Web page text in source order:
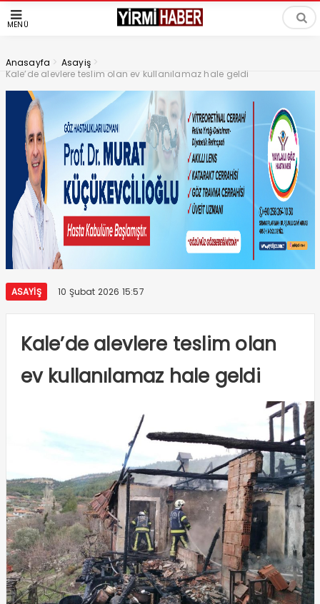
MENÜ
Anasayfa > Asayiş >
Kale’de alevlere teslim olan ev kullanılamaz hale geldi
ASAYIŞ 10 Şubat 2026 15:57
Kale’de alevlere teslim olan
ev kullanılamaz hale geldi